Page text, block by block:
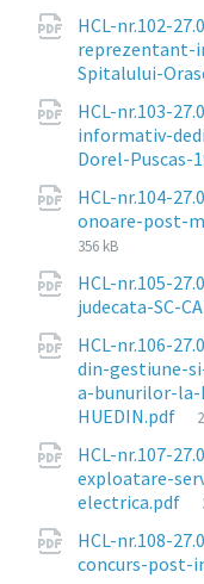
HCL-nr.102-
reprezentant-
Spitalului-
HCL-nr.103-
informativ-
Dorel-Puscas-
HCL-nr.104-
onoare-post-
File
356 kB
HCL-nr.105-
judecata-SC-
HCL-nr.106-
din-gestiune-
a-bunurilor-la-
HUEDIN.pdf
HCL-nr.107-
exploatare-
electrica.pdf
HCL-nr.108-
concurs-post-